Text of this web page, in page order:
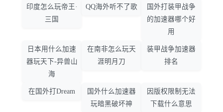
印度怎么玩帝王·
三国
QQ海外听不了歌
国外打装甲战争
的加速器哪个好
用
日本用什么加速
器玩天下-异兽山
海
在南非怎么玩天
涯明月刀
装甲战争加速器
排名
在国外打Dream
国外什么加速器
玩暗黑破坏神
因版权限制无法
下载什么意思